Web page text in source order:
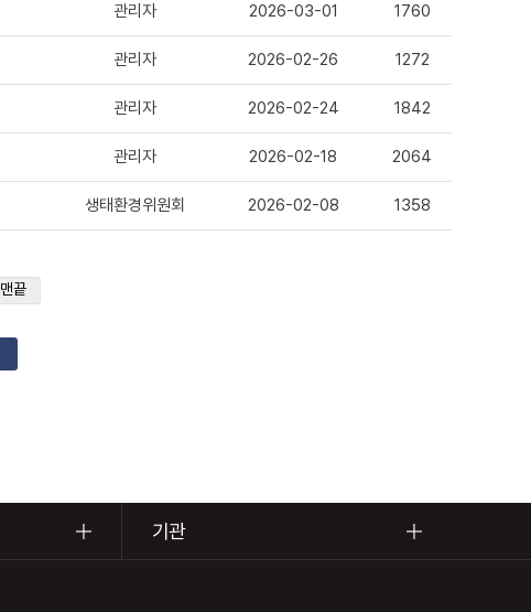
관리자 2026-03-01 1760
관리자 2026-02-26 1272
관리자 2026-02-24 1842
관리자 2026-02-18 2064
생태환경위원회 2026-02-08 1358
맨끝
기관